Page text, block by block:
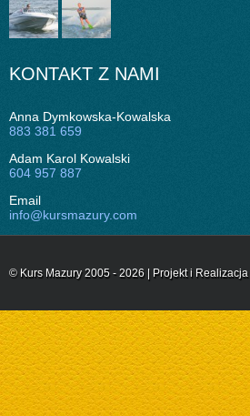
KONTAKT Z NAMI
Anna Dymkowska-Kowalska
883 381 659
Adam Karol Kowalski
604 957 887
Email
info@kursmazury.com
© Kurs Mazury 2005 - 2026 | Projekt i Realizacja